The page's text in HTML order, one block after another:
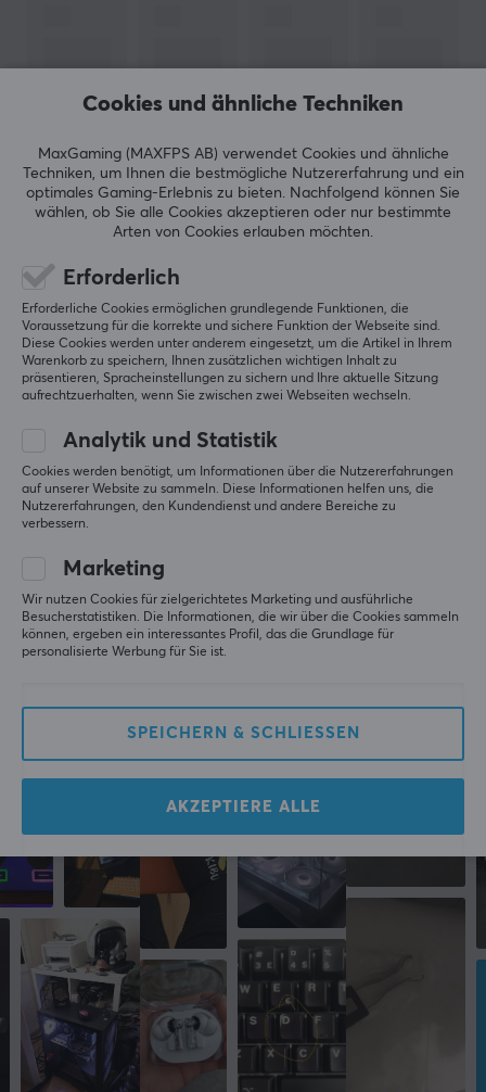
auf seine Nutzer haben. Ihr Fokus liegt auf der
Technologie, das die Bedürfnisse ihrer Nutzer erfüllt und
ihnen den Alltag erleichtert.
das den Alltag ein wenig leichter macht. Das kann so
einfach sein wie verschiedene USB-hubs oder
universelle Ladegeräte für Laptops. Alle Produkte von
NATEC werden mit dem Gedanken an den Kunden
hergestellt, damit Sie als Nutzer zufrieden sind.
TECHNISCHE DATEN
EIGENSCHAFTEN
Farbe
ZEIGE MEHR
BEWERTUNGEN (0)
0.0
5
3
2
1
0%
Mehr aus unserer
Cookies und ähnliche Techniken
MaxGaming (MAXFPS AB) verwendet Cookies und ähnliche
Techniken, um Ihnen die bestmögliche Nutzererfahrung und ein
optimales Gaming-Erlebnis zu bieten. Nachfolgend können Sie
wählen, ob Sie alle Cookies akzeptieren oder nur bestimmte
Arten von Cookies erlauben möchten.
Erforderlich
Erforderliche Cookies ermöglichen grundlegende Funktionen, die
Voraussetzung für die korrekte und sichere Funktion der Webseite sind.
Diese Cookies werden unter anderem eingesetzt, um die Artikel in Ihrem
Warenkorb zu speichern, Ihnen zusätzlichen wichtigen Inhalt zu
präsentieren, Spracheinstellungen zu sichern und Ihre aktuelle Sitzung
aufrechtzuerhalten, wenn Sie zwischen zwei Webseiten wechseln.
Analytik und Statistik
Cookies werden benötigt, um Informationen über die Nutzererfahrungen
auf unserer Website zu sammeln. Diese Informationen helfen uns, die
Nutzererfahrungen, den Kundendienst und andere Bereiche zu
verbessern.
Marketing
Wir nutzen Cookies für zielgerichtetes Marketing und ausführliche
Besucherstatistiken. Die Informationen, die wir über die Cookies sammeln
können, ergeben ein interessantes Profil, das die Grundlage für
personalisierte Werbung für Sie ist.
SPEICHERN & SCHLIESSEN
AKZEPTIERE ALLE